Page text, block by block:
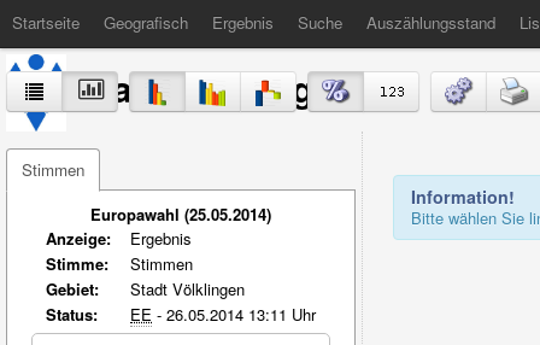
Startseite Geografisch Ergebnis Suche Auszählungsstand
Stadt Völklingen
Stimmen
Europawahl (25.05.2014)
Anzeige:
Ergebnis
Stimme:
Stimmen
Gebiet:
Stadt Völklingen
Status:
EE - 26.05.2014 13:11 Uhr
Information!
Bitte wählen Sie